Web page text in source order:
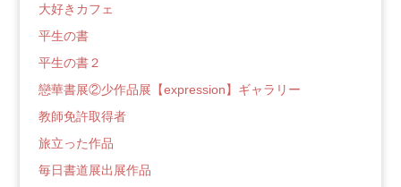
大好きカフェ
平生の書
平生の書２
戀華書展②少作品展【expression】ギャラリー
教師免許取得者
旅立った作品
毎日書道展出展作品